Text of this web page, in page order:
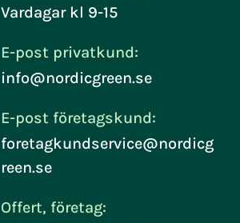
Vardagar kl 9-15
E-post privatkund:
info@nordicgreen.se
E-post företagskund:
foretagkundservice@nordicg
reen.se
Offert, företag: